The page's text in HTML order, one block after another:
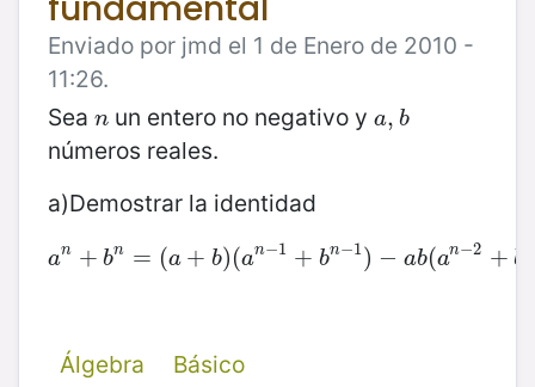
Enviado por jmd el 1 de Enero de 2010 -
11:26.
Sea n
n un entero no negativo ya, b
a, b
números reales.
a)Demostrar la identidad
an + bn = (a + b)(an−1 + bn−1) − ab(an−2 + b
an +b n= (a+b )(an−1+ bn−1)− ab (an−2+bn−
Álgebra Básico